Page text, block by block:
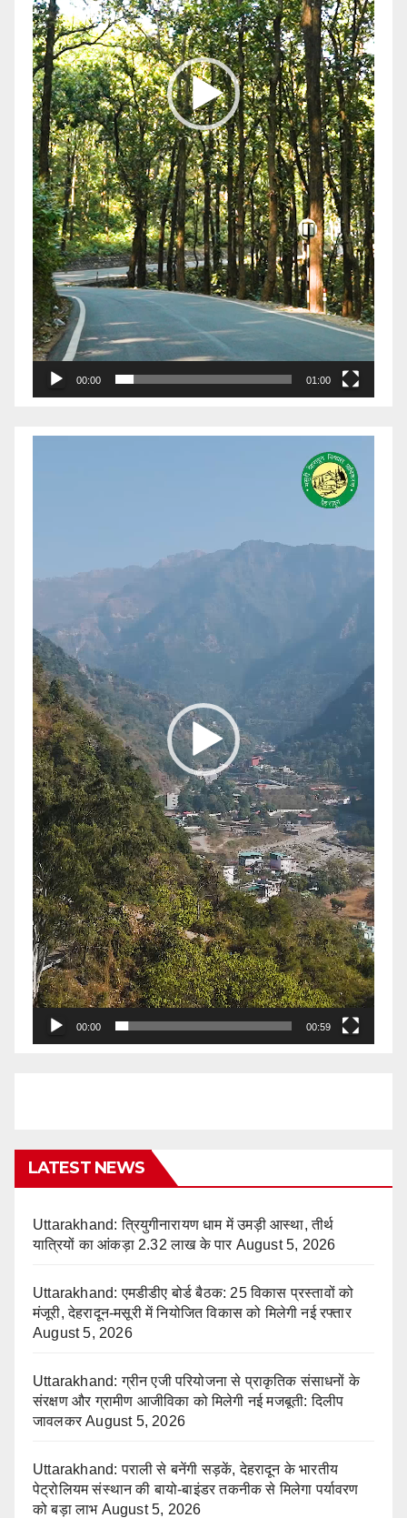
00:00 01:00
00:00 00:59
LATEST NEWS
Uttarakhand: त्रियुगीनारायण धाम में उमड़ी आस्था, तीर्थ
यात्रियों का आंकड़ा 2.32 लाख के पार August 5, 2026
Uttarakhand: एमडीडीए बोर्ड बैठक: 25 विकास प्रस्तावों को
मंजूरी, देहरादून-मसूरी में नियोजित विकास को मिलेगी नई रफ्तार
August 5, 2026
Uttarakhand: ग्रीन एजी परियोजना से प्राकृतिक संसाधनों के
संरक्षण और ग्रामीण आजीविका को मिलेगी नई मजबूती: दिलीप
जावलकर August 5, 2026
Uttarakhand: पराली से बनेंगी सड़कें, देहरादून के भारतीय
पेट्रोलियम संस्थान की बायो-बाइंडर तकनीक से मिलेगा पर्यावरण
को बड़ा लाभ August 5, 2026